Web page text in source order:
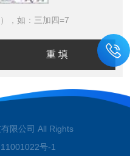
，如：三加四=7
限公司 All Rights
号-1